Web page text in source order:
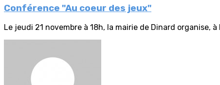
Conférence "Au coeur des jeux"
Le jeudi 21 novembre à 18h, la mairie de Dinard organise,